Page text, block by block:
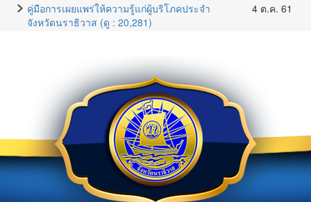
คู่มือการเผยแพร่ให้ความรู้แก่ผู้บริโภคประจำ
จังหวัดนราธิวาส (ดู : 20,281)
4 ต.ค. 61